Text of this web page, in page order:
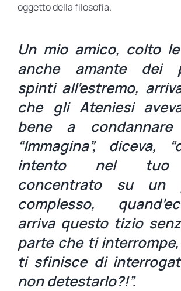
oggetto della filosofia.
Un mio amico, colto
anche amante dei
spinti all’estremo,
che gli Ateniesi
bene a condannare
“Immagina”, diceva,
intento nel tuo
concentrato su un
complesso,
arriva questo tizio
parte che ti
ti sfinisce di
non detestarlo?!”.